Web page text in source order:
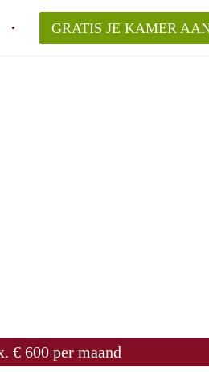
GRATIS JE KAMER
€ 600 per maand